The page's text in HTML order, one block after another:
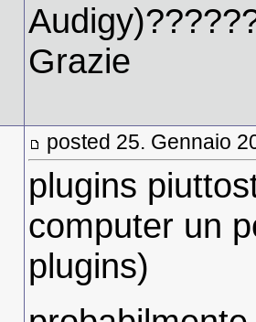
Grazie
posted 25. Gennaio
plugins
computer un
plugins)